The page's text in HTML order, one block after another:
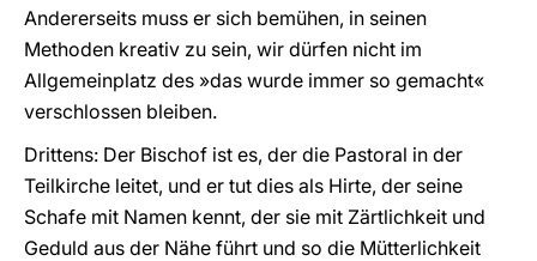
Andererseits muss er sich bemühen, in seinen
Methoden kreativ zu sein, wir dürfen nicht im
Allgemeinplatz des »das wurde immer so gemacht«
verschlossen bleiben.
Drittens: Der Bischof ist es, der die Pastoral in der
Teilkirche leitet, und er tut dies als Hirte, der seine
Schafe mit Namen kennt, der sie mit Zärtlichkeit und
Geduld aus der Nähe führt und so die Mütterlichkeit